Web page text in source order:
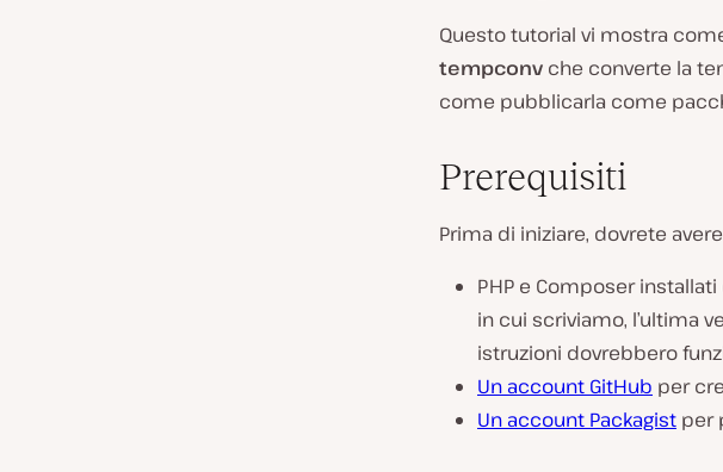
Questo tutorial vi mostra
tempconv che converte la
come pubblicarla come
Prerequisiti
Prima di iniziare, dovrete
PHP e Composer
in cui scriviamo, l’ultima
istruzioni dovrebbero
Un account GitHub per
Un account Packagist per